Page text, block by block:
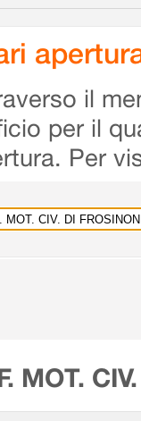
il
per il
Per
MOT.